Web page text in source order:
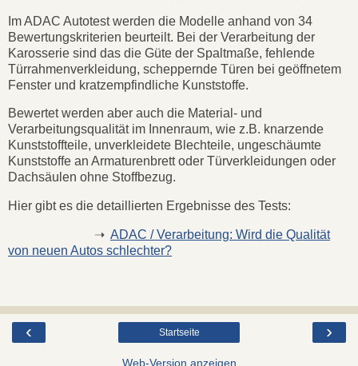
Im ADAC Autotest werden die Modelle anhand von 34
Bewertungskriterien beurteilt. Bei der Verarbeitung der
Karosserie sind das die Güte der Spaltmaße, fehlende
Türrahmenverkleidung, scheppernde Türen bei geöffnetem
Fenster und kratzempfindliche Kunststoffe.
Bewertet werden aber auch die Material- und
Verarbeitungsqualität im Innenraum, wie z.B. knarzende
Kunststoffteile, unverkleidete Blechteile, ungeschäumte
Kunststoffe an Armaturenbrett oder Türverkleidungen oder
Dachsäulen ohne Stoffbezug.
Hier gibt es die detaillierten Ergebnisse des Tests:
➝ ADAC / Verarbeitung: Wird die Qualität
von neuen Autos schlechter?
‹ ›
Startseite
Web-Version anzeigen